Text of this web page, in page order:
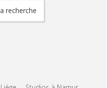
recherche